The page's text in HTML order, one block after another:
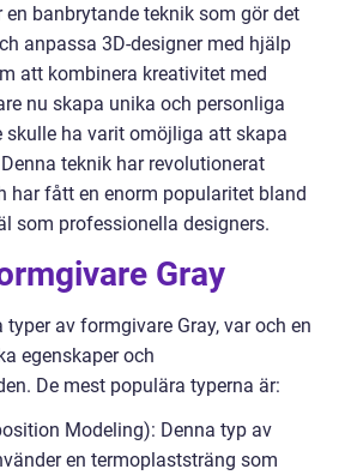
en banbrytande teknik som gör det
anpassa 3D-designer med hjälp
att kombinera kreativitet med
nu skapa unika och personliga
skulle ha varit omöjliga att skapa
teknik har revolutionerat
har fått en enorm popularitet bland
som professionella designers.
Gray
av formgivare Gray, var och en
egenskaper och
De mest populära typerna är:
Modeling): Denna typ av
en termoplaststräng som